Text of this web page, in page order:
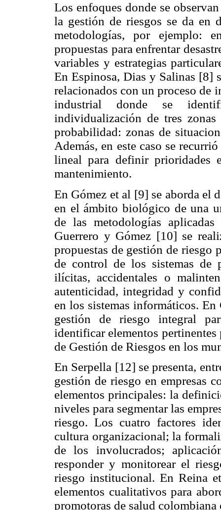
Los enfoques donde se
la gestión de riesgos se da en
metodologías, por ejemplo:
propuestas para enfrentar
variables y estrategias
En Espinosa, Dias y Salinas [8]
relacionados con un proceso de
industrial donde se
individualización de tres
probabilidad: zonas de
Además, en este caso se
lineal para definir prioridades
mantenimiento.
En Gómez et al [9] se aborda el
en el ámbito biológico de una
de las metodologías
Guerrero y Gómez [10] se
propuestas de gestión de riesgo
de control de los sistemas de
ilícitas, accidentales o
autenticidad, integridad y
en los sistemas informáticos.
gestión de riesgo integral
identificar elementos
de Gestión de Riesgos en los
En Serpella [12] se presenta,
gestión de riesgo en empresas
elementos principales: la
niveles para segmentar las
riesgo. Los cuatro factores
cultura organizacional; la
de los involucrados;
responder y monitorear el
riesgo institucional. En Reina
elementos cualitativos para
promotoras de salud